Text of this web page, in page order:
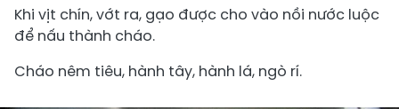
Khi vịt chín, vớt ra, gạo được cho vào nồi nước luộc
để nấu thành cháo.
Cháo nêm tiêu, hành tây, hành lá, ngò rí.